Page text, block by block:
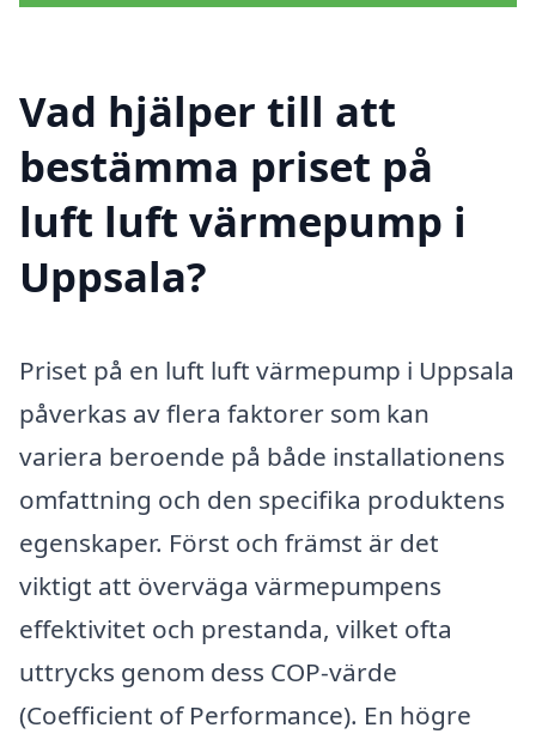
Vad hjälper till att
bestämma priset på
luft luft värmepump i
Uppsala?
Priset på en luft luft värmepump i Uppsala
påverkas av flera faktorer som kan
variera beroende på både installationens
omfattning och den specifika produktens
egenskaper. Först och främst är det
viktigt att överväga värmepumpens
effektivitet och prestanda, vilket ofta
uttrycks genom dess COP-värde
(Coefficient of Performance). En högre